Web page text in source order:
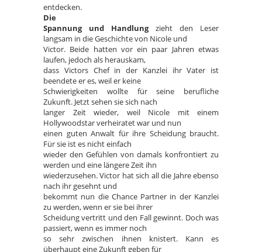
entdecken.
Die
Spannung und Handlung zieht den Leser
langsam in die Geschichte von Nicole und
Victor. Beide hatten vor ein paar Jahren etwas
laufen, jedoch als herauskam,
dass Victors Chef in der Kanzlei ihr Vater ist
beendete er es, weil er keine
Schwierigkeiten wollte für seine berufliche
Zukunft. Jetzt sehen sie sich nach
langer Zeit wieder, weil Nicole mit einem
Hollywoodstar verheiratet war und nun
einen guten Anwalt für ihre Scheidung braucht.
Für sie ist es nicht einfach
wieder den Gefühlen von damals konfrontiert zu
werden und eine längere Zeit ihn
wiederzusehen. Victor hat sich all die Jahre ebenso
nach ihr gesehnt und
bekommt nun die Chance Partner in der Kanzlei
zu werden, wenn er sie bei ihrer
Scheidung vertritt und den Fall gewinnt. Doch was
passiert, wenn es immer noch
so sehr zwischen ihnen knistert. Kann es
überhaupt eine Zukunft geben für